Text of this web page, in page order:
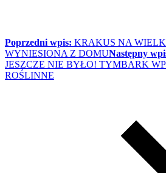
Poprzedni wpis: KRAKUS NA
WYNIESIONA Z DOMUNastępny
JESZCZE NIE BYŁO! TYMBARK
ROŚLINNE